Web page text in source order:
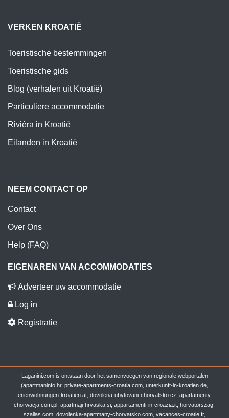
VERKEN KROATIË
Toeristische bestemmingen
Toeristische gids
Blog (verhalen uit Kroatië)
Particuliere accommodatie
Rivièra in Kroatië
Eilanden in Kroatië
NEEM CONTACT OP
Contact
Over Ons
Help (FAQ)
EIGENAREN VAN ACCOMMODATIES
Adverteer uw accommodatie
Log in
Registratie
Laganini.com is ontstaan door het samenvoegen van regionale webportalen
(apartmaninfo.hr, private-apartments-croatia.com, unterkunft-in-kroatien.de,
ferienwohnungen-kroatien.at, dovolena-ubytovani-chorvatsko.cz, apartamenty-
chorwacja.com.pl, apartmaji-hrvaska.si, appartamenti-in-croazia.it, horvatorszag-
szallas.com, dovolenka-apartmany-chorvatsko.com, vacances-croatie.fr,